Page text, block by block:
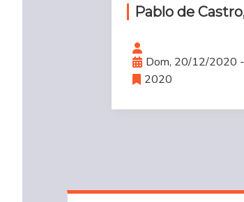
Pablo de
Dom, 20/12/2020
2020